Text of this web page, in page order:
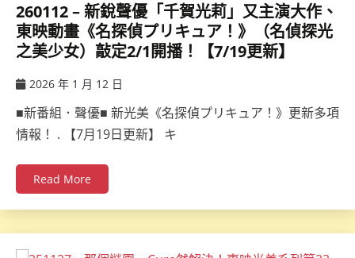
260112 – 新銳聲優「千賀光莉」又主演大作、
東映動畫《名探偵プリキュア！》（名偵探光
之美少女）敲定2/1開播！【7/19更新】
2026 年 1 月 12 日
■新番組．聲優■ 新光美《名探偵プリキュア！》更新多項
情報！ . 【7月19日更新】 キ
Read More